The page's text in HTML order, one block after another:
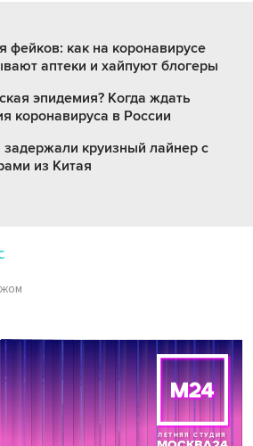
фейков: как на коронавирусе
аптеки и хайпуют блогеры
эпидемия? Когда ждать
коронавируса в России
задержали круизный лайнер с
из Китая